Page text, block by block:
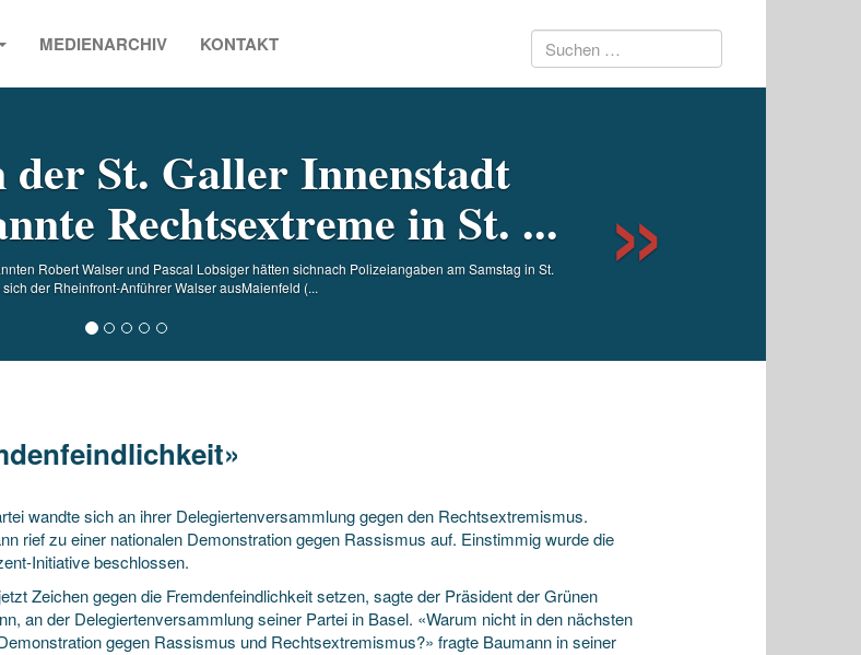
MEDIENARCHIV KONTAKT Suchen
der St. Galler Innenstadt
Rechtsextreme in St. ...
Robert Walser und Pascal Lobsiger hätten sichnach Polizeiangaben am Samstag in St.
der Rheinfront-Anführer Walser ausMaienfeld (...
wandte sich an ihrer Delegiertenversammlung gegen den Rechtsextremismus.
rief zu einer nationalen Demonstration gegen Rassismus auf. Einstimmig wurde die
Initiative beschlossen.
Zeichen gegen die Fremdenfeindlichkeit setzen, sagte der Präsident der Grünen
an der Delegiertenversammlung seiner Partei in Basel. «Warum nicht in den nächsten
gegen Rassismus und Rechtsextremismus?» fragte Baumann in seiner